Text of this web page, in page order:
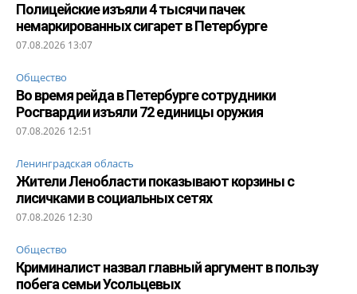
Полицейские изъяли 4 тысячи пачек
немаркированных сигарет в Петербурге
07.08.2026 13:07
Общество
Во время рейда в Петербурге сотрудники
Росгвардии изъяли 72 единицы оружия
07.08.2026 12:51
Ленинградская область
Жители Ленобласти показывают корзины с
лисичками в социальных сетях
07.08.2026 12:30
Общество
Криминалист назвал главный аргумент в пользу
побега семьи Усольцевых